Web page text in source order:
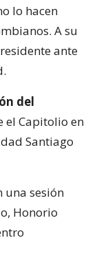
lo hacen
A su
ante
del
el Capitolio en
Santiago
sesión
Honorio